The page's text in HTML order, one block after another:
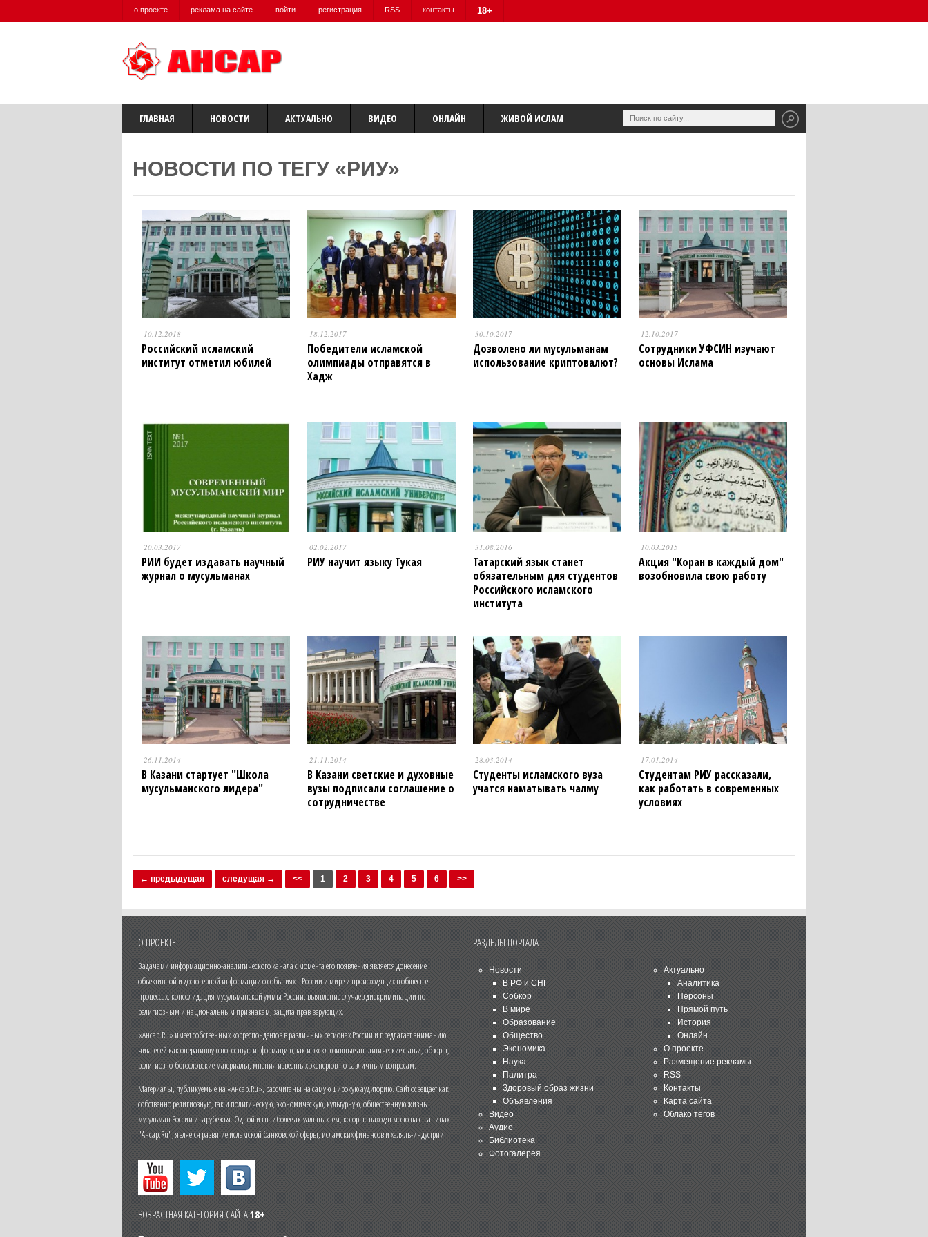
о проекте реклама на сайте войти регистрация RSS контакты 18+
ГЛАВНАЯ НОВОСТИ АКТУАЛЬНО ВИДЕО ОНЛАЙН ЖИВОЙ ИСЛАМ
НОВОСТИ ПО ТЕГУ «РИУ»
10.12.2018
Российский исламский
институт отметил юбилей
18.12.2017
Победители исламской
олимпиады отправятся в
Хадж
30.10.2017
Дозволено ли мусульманам
использование криптовалют?
12.10.2017
Сотрудники УФСИН изучают
основы Ислама
20.03.2017
РИИ будет издавать научный
журнал о мусульманах
02.02.2017
РИУ научит языку Тукая
31.08.2016
Татарский язык станет
обязательным для студентов
Российского исламского
института
10.03.2015
Акция "Коран в каждый дом"
возобновила свою работу
26.11.2014
В Казани стартует "Школа
мусульманского лидера"
21.11.2014
В Казани светские и духовные
вузы подписали соглашение о
сотрудничестве
28.03.2014
Студенты исламского вуза
учатся наматывать чалму
17.01.2014
Cтудентам РИУ рассказали,
как работать в современных
условиях
← предыдущая следущая → << 1 2 3 4 5 6 >>
О ПРОЕКТЕ
Задачами информационно-аналитического канала с момента его появления является донесение
объективной и достоверной информации о событиях в России и мире и происходящих в обществе
процессах, консолидация мусульманской уммы России, выявление случаев дискриминации по
религиозным и национальным признакам, защита прав верующих.
«Ансар.Ru» имеет собственных корреспондентов в различных регионах России и предлагает вниманию
читателей как оперативную новостную информацию, так и эксклюзивные аналитические статьи, обзоры,
религиозно-богословские материалы, мнения известных экспертов по различным вопросам.
Материалы, публикуемые на «Ансар.Ru», рассчитаны на самую широкую аудиторию. Сайт освещает как
собственно религиозную, так и политическую, экономическую, культурную, общественную жизнь
мусульман России и зарубежья. Одной из наиболее актуальных тем, которые находят место на страницах
"Ансар.Ru", является развитие исламской банковской сферы, исламских финансов и халяль-индустрии.
ВОЗРАСТНАЯ КАТЕГОРИЯ САЙТА18+
РАЗДЕЛЫ ПОРТАЛА
Новости
В РФ и СНГ
Собкор
В мире
Образование
Общество
Экономика
Наука
Палитра
Здоровый образ жизни
Объявления
Видео
Аудио
Библиотека
Фотогалерея
Актуально
Аналитика
Персоны
Прямой путь
История
Онлайн
О проекте
Размещение рекламы
RSS
Контакты
Карта сайта
Облако тегов